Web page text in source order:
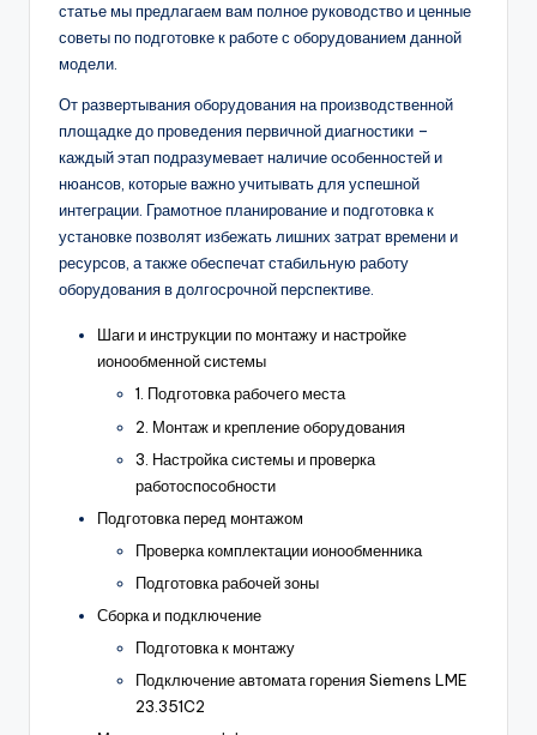
статье мы предлагаем вам полное руководство и ценные
советы по подготовке к работе с оборудованием данной
модели.
От развертывания оборудования на производственной
площадке до проведения первичной диагностики –
каждый этап подразумевает наличие особенностей и
нюансов, которые важно учитывать для успешной
интеграции. Грамотное планирование и подготовка к
установке позволят избежать лишних затрат времени и
ресурсов, а также обеспечат стабильную работу
оборудования в долгосрочной перспективе.
Шаги и инструкции по монтажу и настройке
ионообменной системы
1. Подготовка рабочего места
2. Монтаж и крепление оборудования
3. Настройка системы и проверка
работоспособности
Подготовка перед монтажом
Проверка комплектации ионообменника
Подготовка рабочей зоны
Сборка и подключение
Подготовка к монтажу
Подключение автомата горения Siemens LME
23.351C2